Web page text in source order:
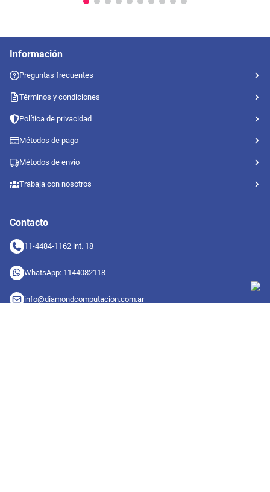
Información
Preguntas frecuentes
Términos y condiciones
Política de privacidad
Métodos de pago
Métodos de envío
Trabaja con nosotros
Contacto
11-4484-1162 int. 18
WhatsApp: 1144082118
info@diamondcomputacion.com.ar